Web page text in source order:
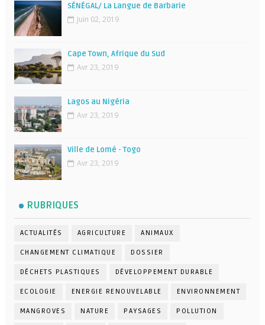
SÉNÉGAL/ La Langue de Barbarie
Juin 02, 2019
Cape Town, Afrique du Sud
Avr 23, 2019
Lagos au Nigéria
Avr 23, 2019
Ville de Lomé - Togo
Avr 23, 2019
RUBRIQUES
ACTUALITÉS AGRICULTURE ANIMAUX
CHANGEMENT CLIMATIQUE DOSSIER
DÉCHETS PLASTIQUES DÉVELOPPEMENT DURABLE
ECOLOGIE ENERGIE RENOUVELABLE ENVIRONNEMENT
MANGROVES NATURE PAYSAGES POLLUTION